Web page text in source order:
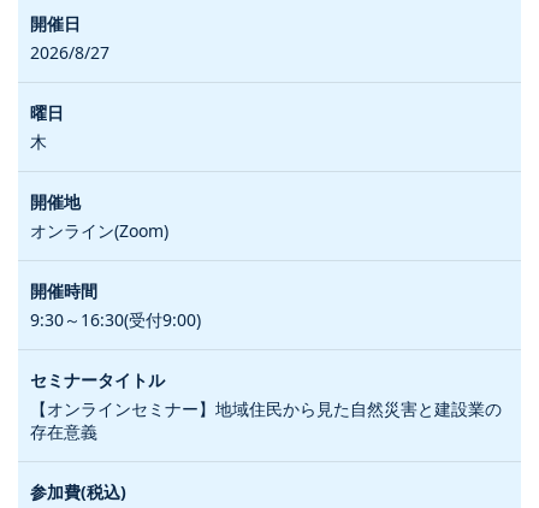
2026/8/27
木
オンライン(Zoom)
9:30～16:30(受付9:00)
【オンラインセミナー】地域住民から見た自然災害と建設業の
存在意義